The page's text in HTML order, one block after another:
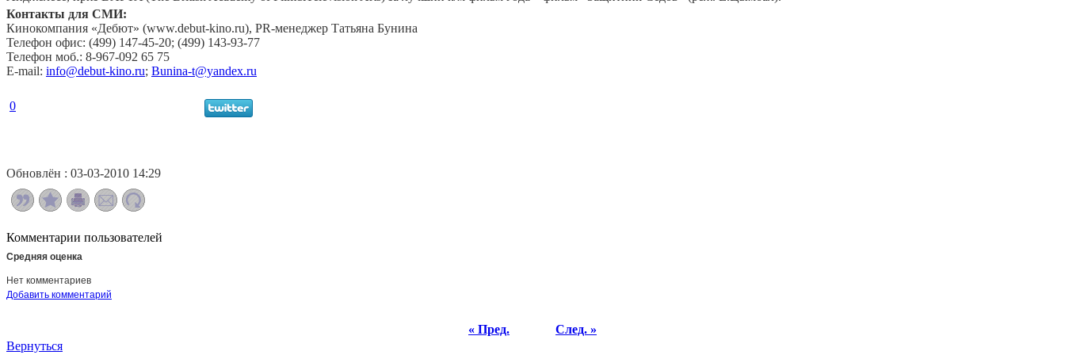
Контакты для СМИ:
Кинокомпания «Дебют» (www.debut-kino.ru), PR-менеджер Татьяна Бунина
Телефон офис: (499) 147-45-20; (499) 143-93-77
Телефон моб.: 8-967-092 65 75
E-mail: info@debut-kino.ru; Bunina-t@yandex.ru
0
Обновлён : 03-03-2010 14:29
Комментарии пользователей
Средняя оценка
Нет комментариев
Добавить комментарий
« Пред.
След. »
Вернуться